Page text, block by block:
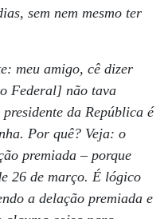
sem nem mesmo ter
meu amigo, cê dizer
Federal] não tava
da República é
Por quê? Veja: o
premiada – porque
26 de março. É lógico
a delação premiada e